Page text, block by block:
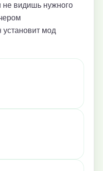
не видишь нужного
мод